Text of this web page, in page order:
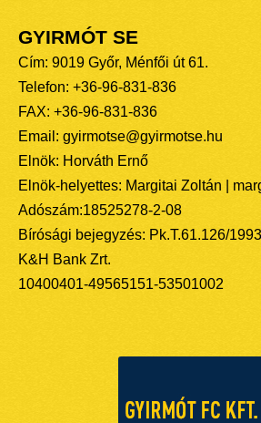
GYIRMÓT SE
Cím: 9019 Győr, Ménfői út 61.
Telefon: +36-96-831-836
FAX: +36-96-831-836
Email: gyirmotse@gyirmotse.hu
Elnök: Horváth Ernő
Elnök-helyettes: Margitai Zoltán |
Adószám:18525278-2-08
Bírósági bejegyzés: Pk.T.61.126/
K&H Bank Zrt.
10400401-49565151-53501002